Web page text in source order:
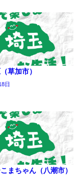
草加市）
日
まちゃん（八潮市）